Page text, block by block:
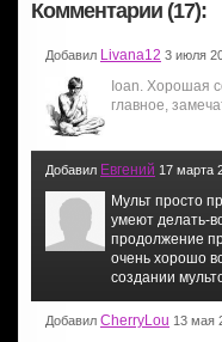
Комментарии (17):
Добавил Livana12 3 июля
Ioan. Хорошая
главное,
Добавил Евгений 17 марта
Мульт просто
умеют делать-
продолжение
очень хорошо
создании
Добавил CherryLou 13 мая